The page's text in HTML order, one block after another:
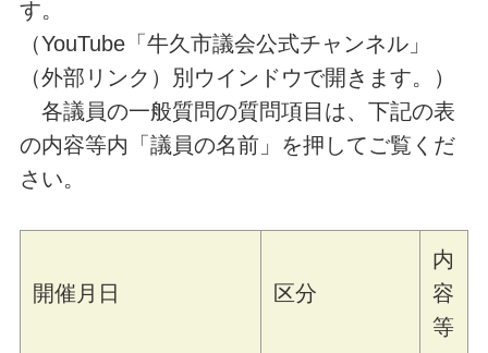
す。
（YouTube「牛久市議会公式チャンネル」
（外部リンク）別ウインドウで開きます。）
各議員の一般質問の質問項目は、下記の表
の内容等内「議員の名前」を押してご覧くだ
さい。
開催月日 区分
内
容
等